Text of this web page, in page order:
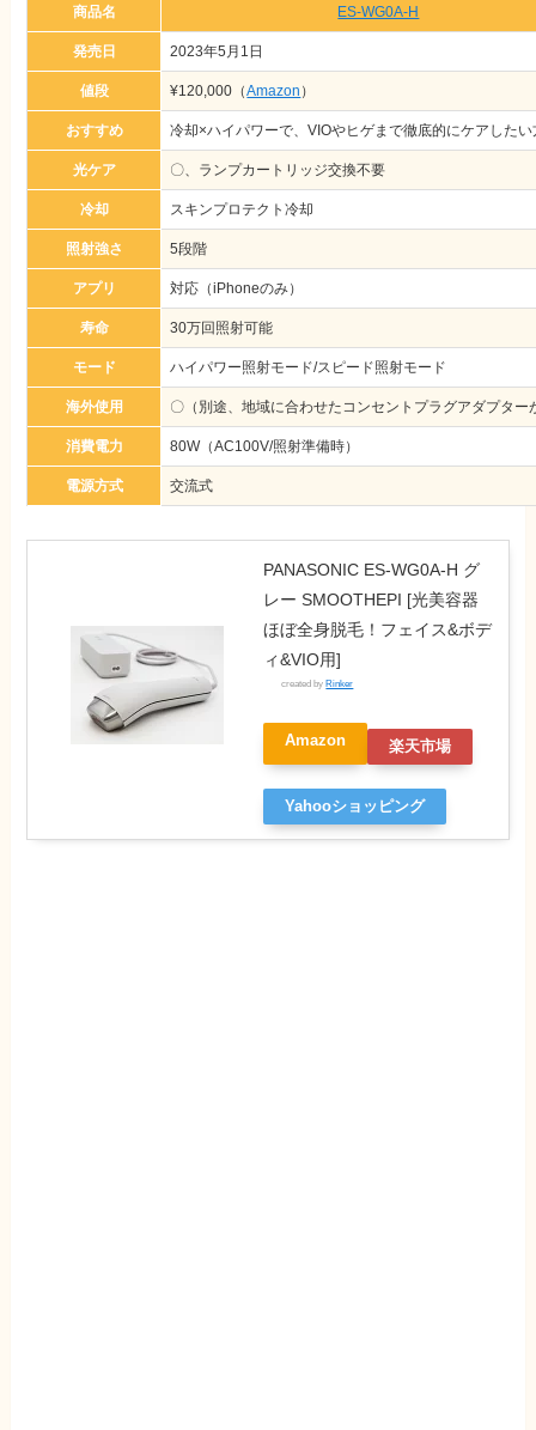
商品名 ES-WG0A-H
発売日 2023年5月1日
値段 ¥120,000（Amazon ）
おすすめ 冷却×ハイパワーで、VIOやヒゲまで徹底的にケアしたい
光ケア 〇、ランプカートリッジ交換不要
冷却 スキンプロテクト冷却
照射強さ 5段階
アプリ 対応（iPhoneのみ）
寿命 30万回照射可能
モード ハイパワー照射モード/スピード照射モード
海外使用 〇（別途、地域に合わせたコンセントプラグアダプター
消費電力 80W（AC100V/照射準備時）
電源方式 交流式
PANASONIC ES-WG0A-H グ
レー SMOOTHEPI [光美容器
ほぼ全身脱毛！フェイス&ボデ
ィ&VIO用]
created byRinker
Amazon 楽天市場
Yahooショッピング